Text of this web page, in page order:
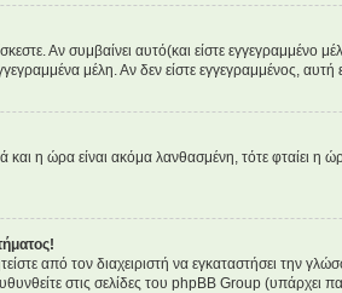
Αν συμβαίνει αυτό(και είστε εγγεγραμμένο
μέλη. Αν δεν είστε εγγεγραμμένος, αυτή
και η ώρα είναι ακόμα λανθασμένη, τότε φταίει
από τον διαχειριστή να εγκαταστήσει την
στις σελίδες του phpBB Group (υπάρχει